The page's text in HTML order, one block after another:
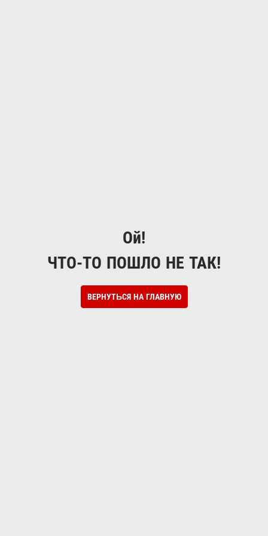
Ой!
ЧТО-ТО ПОШЛО НЕ ТАК!
ВЕРНУТЬСЯ НА ГЛАВНУЮ